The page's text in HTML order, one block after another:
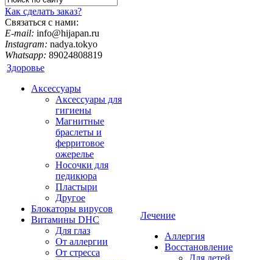
Как сделать заказ?
Связаться с нами:
E-mail: info@hijapan.ru
Instagram: nadya.tokyo
Whatsapp: 89024808819
Здоровье
Аксессуары
Аксессуары для
гигиены
Магнитные
браслеты и
ферритовое
ожерелье
Носочки для
педикюра
Пластыри
Другое
Блокаторы вирусов
Витамины DHC
Для глаз
От аллергии
От стресса
Лечение
Аллергия
Восстановление
Для детей